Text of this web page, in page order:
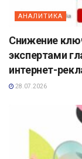
АНАЛИТИКА
Снижение
экспертами
интернет-
28.07.2026